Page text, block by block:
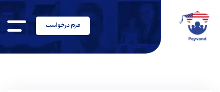
فرم درخواست